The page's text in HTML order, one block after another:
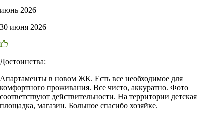
июнь 2026
30 июня 2026
Достоинства:
Апартаменты в новом ЖК. Есть все необходимое для
комфортного проживания. Все чисто, аккуратно. Фото
соответствуют действительности. На территории детская
площадка, магазин. Большое спасибо хозяйке.